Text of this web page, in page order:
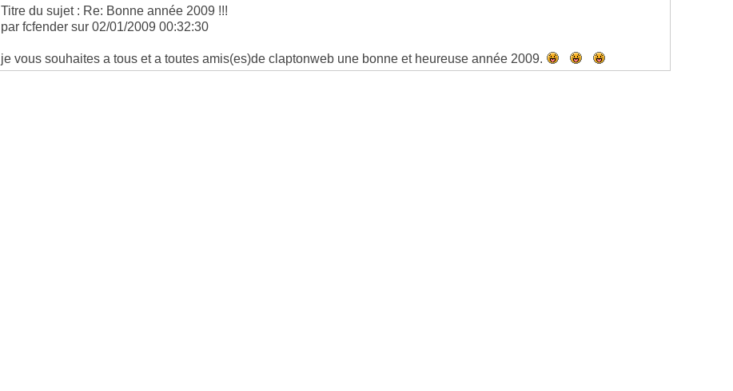
Titre du sujet : Re: Bonne année 2009 !!!
par fcfender sur 02/01/2009 00:32:30
je vous souhaites a tous et a toutes amis(es)de claptonweb une bonne et heureuse année 2009.